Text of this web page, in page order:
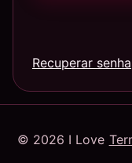
Recuperar senha
© 2026 I Love